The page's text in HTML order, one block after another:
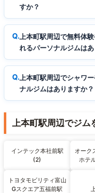
すか？
上本町駅周辺で無料体
れるパーソナルジムは
上本町駅周辺でシャワ
ナルジムはありますか？
上本町駅周辺でジ
インテック本社前駅
(2)
オーク
ホテ
トヨタモビリティ富山
Gスクエア五福前駅